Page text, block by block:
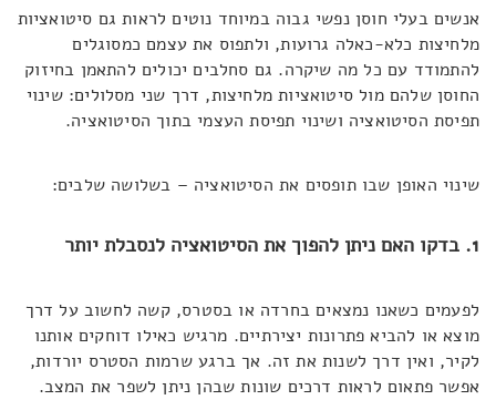
אנשים בעלי חוסן נפשי גבוה במיוחד נוטים לראות גם סיטואציות
מלחיצות כלא-כאלה גרועות, ולתפוס את עצמם כמסוגלים
להתמודד עם כל מה שיקרה. גם סחלבים יכולים להתאמן בחיזוק
החוסן שלהם מול סיטואציות מלחיצות, דרך שני מסלולים: שינוי
תפיסת הסיטואציה ושינוי תפיסת העצמי בתוך הסיטואציה.
שינוי האופן שבו תופסים את הסיטואציה – בשלושה שלבים:
1. בדקו האם ניתן להפוך את הסיטואציה לנסבלת יותר
לפעמים כשאנו נמצאים בחרדה או בסטרס, קשה לחשוב על דרך
מוצא או להביא פתרונות יצירתיים. מרגיש כאילו דוחקים אותנו
לקיר, ואין דרך לשנות את זה. אך ברגע שרמות הסטרס יורדות,
אפשר פתאום לראות דרכים שונות שבהן ניתן לשפר את המצב.